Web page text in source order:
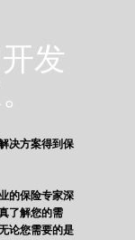
发
决方案得到保
的保险专家深
了解您的需
论您需要的是